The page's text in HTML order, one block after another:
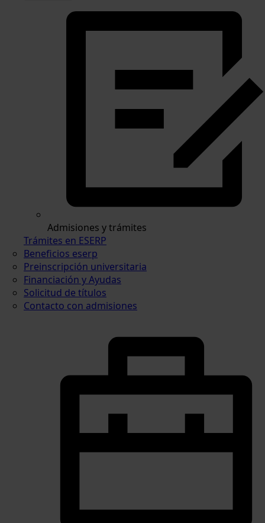
Admisiones y trámites
Trámites en ESERP
Beneficios eserp
Preinscripción universitaria
Financiación y Ayudas
Solicitud de títulos
Contacto con admisiones